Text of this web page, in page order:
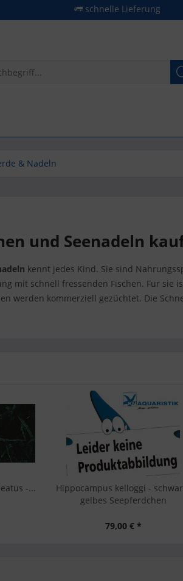
schnelle Lieferung
& Nadeln
und Seenadeln
kennt jedes Kind. Sie sind
mit schnell fressenden Fischen. Für sie
werden kommerziell gezüchtet. Die
-...
Hippocampus kelloggi -
gelbes Seepferdchen
79,00 € *